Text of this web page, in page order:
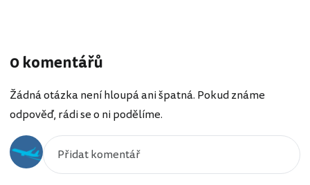
0 komentářů
Žádná otázka není hloupá ani špatná. Pokud známe
odpověď, rádi se o ni podělíme.